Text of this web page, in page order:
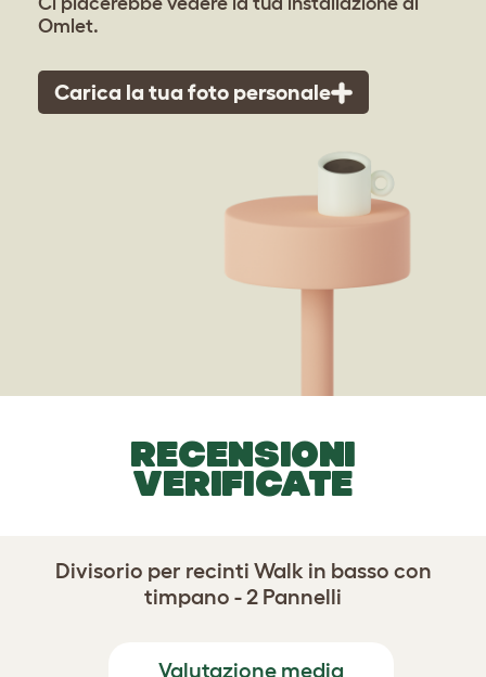
Omlet.
Carica la tua foto personale
RECENSIONI
VERIFICATE
Divisorio per recinti Walk in basso con
timpano - 2 Pannelli
Valutazione media